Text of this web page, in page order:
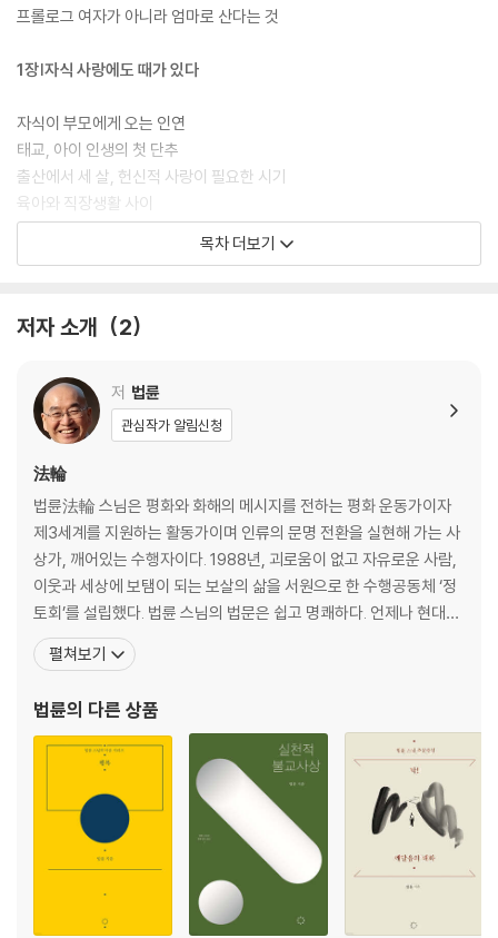
이 책은 말합니다. 좋은 엄마가 되려고 애쓰지 않아도 괜찮다고
그저, 조금 더 편안해지면 된다고
하는 것입니다.
지금, 아이보다 먼저 당신의 마음을 돌보세요.
프롤로그 여자가 아니라 엄마로 산다는 것
1장|자식 사랑에도 때가 있다
자식이 부모에게 오는 인연
태교, 아이 인생의 첫 단추
출산에서 세 살, 헌신적 사랑이 필요한 시기
육아와 직장생활 사이
3년 육아 휴직 제도가 필요해
세 살에서 초등학교 시기, 부모 행동을 따라 배운다
나이별로 지혜롭게 대응하기
2장|부모의 성품이 아이를 물들인다
내 울타리에 가두지 마라
“내가 알아서 할게” 하면 기뻐해라
아이를 위한다면 먼저 배우자를 존중하라
마음대로 조정하려 들면 문제가 생긴다
싸우면서 사람 사귀는 법을 익힌다
오래된 상처, 상대는 모르는 나만의 아픔
엄마는 언제나 네 편이야
거친 행동 뒤에는 억압심리가 있다
시행착오 할 기회를 줘라
3장|공부 스트레스가 아이를 망친다
남의 인생에 신경 쓰지 마라
진정한 어머니의 사랑
당신은 학부모입니까, 부모입니까
남들과 달라도 괜찮아
가정 형편을 솔직하게 알려주는 게 낫다
목차 더보기
저자 소개 2
저 법륜
관심작가 알림신청
法輪
법륜法輪 스님은 평화와 화해의 메시지를 전하는 평화 운동가이자
제3세계를 지원하는 활동가이며 인류의 문명 전환을 실현해 가는 사
상가, 깨어있는 수행자이다. 1988년, 괴로움이 없고 자유로운 사람,
이웃과 세상에 보탬이 되는 보살의 삶을 서원으로 한 수행공동체 ‘정
토회’를 설립했다. 법륜 스님의 법문은 쉽고 명쾌하다. 언제나 현대인
의 눈높이에 맞추어 깨달음과 수행을 이야기 한다. 법륜 스님의 말과
글은 빙 돌려 말하지 않고 군더더기 없이 근본을 직시한다. 밖을 향해
스님을 만나면 스님의 지혜와 직관, 통찰의 힘으
펼쳐보기
법륜의 다른 상품